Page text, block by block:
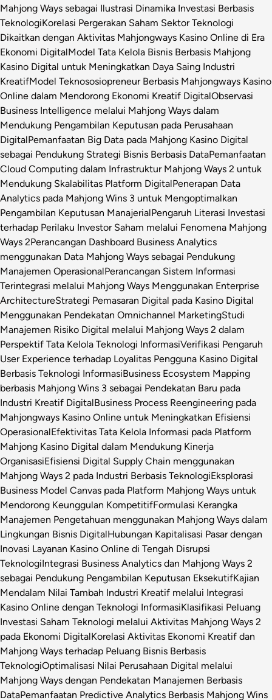
Mahjong Ways sebagai Ilustrasi Dinamika Investasi Berbasis
TeknologiKorelasi Pergerakan Saham Sektor Teknologi
Dikaitkan dengan Aktivitas Mahjongways Kasino Online di Era
Ekonomi DigitalModel Tata Kelola Bisnis Berbasis Mahjong
Kasino Digital untuk Meningkatkan Daya Saing Industri
KreatifModel Teknososiopreneur Berbasis Mahjongways Kasino
Online dalam Mendorong Ekonomi Kreatif DigitalObservasi
Business Intelligence melalui Mahjong Ways dalam
Mendukung Pengambilan Keputusan pada Perusahaan
DigitalPemanfaatan Big Data pada Mahjong Kasino Digital
sebagai Pendukung Strategi Bisnis Berbasis DataPemanfaatan
Cloud Computing dalam Infrastruktur Mahjong Ways 2 untuk
Mendukung Skalabilitas Platform DigitalPenerapan Data
Analytics pada Mahjong Wins 3 untuk Mengoptimalkan
Pengambilan Keputusan ManajerialPengaruh Literasi Investasi
terhadap Perilaku Investor Saham melalui Fenomena Mahjong
Ways 2Perancangan Dashboard Business Analytics
menggunakan Data Mahjong Ways sebagai Pendukung
Manajemen OperasionalPerancangan Sistem Informasi
Terintegrasi melalui Mahjong Ways Menggunakan Enterprise
ArchitectureStrategi Pemasaran Digital pada Kasino Digital
Menggunakan Pendekatan Omnichannel MarketingStudi
Manajemen Risiko Digital melalui Mahjong Ways 2 dalam
Perspektif Tata Kelola Teknologi InformasiVerifikasi Pengaruh
User Experience terhadap Loyalitas Pengguna Kasino Digital
Berbasis Teknologi InformasiBusiness Ecosystem Mapping
berbasis Mahjong Wins 3 sebagai Pendekatan Baru pada
Industri Kreatif DigitalBusiness Process Reengineering pada
Mahjongways Kasino Online untuk Meningkatkan Efisiensi
OperasionalEfektivitas Tata Kelola Informasi pada Platform
Mahjong Kasino Digital dalam Mendukung Kinerja
OrganisasiEfisiensi Digital Supply Chain menggunakan
Mahjong Ways 2 pada Industri Berbasis TeknologiEksplorasi
Business Model Canvas pada Platform Mahjong Ways untuk
Mendorong Keunggulan KompetitifFormulasi Kerangka
Manajemen Pengetahuan menggunakan Mahjong Ways dalam
Lingkungan Bisnis DigitalHubungan Kapitalisasi Pasar dengan
Inovasi Layanan Kasino Online di Tengah Disrupsi
TeknologiIntegrasi Business Analytics dan Mahjong Ways 2
sebagai Pendukung Pengambilan Keputusan EksekutifKajian
Mendalam Nilai Tambah Industri Kreatif melalui Integrasi
Kasino Online dengan Teknologi InformasiKlasifikasi Peluang
Investasi Saham Teknologi melalui Aktivitas Mahjong Ways 2
pada Ekonomi DigitalKorelasi Aktivitas Ekonomi Kreatif dan
Mahjong Ways terhadap Peluang Bisnis Berbasis
TeknologiOptimalisasi Nilai Perusahaan Digital melalui
Mahjong Ways dengan Pendekatan Manajemen Berbasis
DataPemanfaatan Predictive Analytics Berbasis Mahjong Wins